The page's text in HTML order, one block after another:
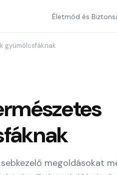
Életmód és
gyümölcsfáknak
megoldásokat